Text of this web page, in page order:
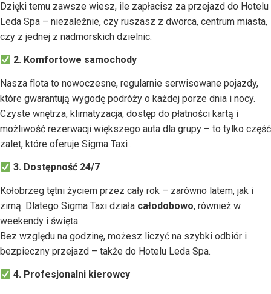
Dzięki temu zawsze wiesz, ile zapłacisz za przejazd do Hotelu
Leda Spa – niezależnie, czy ruszasz z dworca, centrum miasta,
czy z jednej z nadmorskich dzielnic.
2. Komfortowe samochody
Nasza flota to nowoczesne, regularnie serwisowane pojazdy,
które gwarantują wygodę podróży o każdej porze dnia i nocy.
Czyste wnętrza, klimatyzacja, dostęp do płatności kartą i
możliwość rezerwacji większego auta dla grupy – to tylko część
zalet, które oferuje Sigma Taxi .
3. Dostępność 24/7
Kołobrzeg tętni życiem przez cały rok – zarówno latem, jak i
zimą. Dlatego Sigma Taxi działa całodobowo, również w
weekendy i święta.
Bez względu na godzinę, możesz liczyć na szybki odbiór i
bezpieczny przejazd – także do Hotelu Leda Spa.
4. Profesjonalni kierowcy